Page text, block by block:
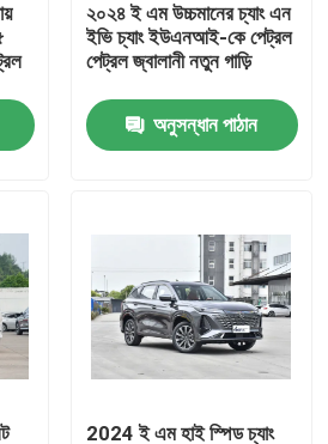
২০২৪ ই এম উচ্চমানের চ্যাং এন
ইভি চ্যাং ইউএনআই-কে পেট্রল
পেট্রল জ্বালানী নতুন গাড়ি
অনুসন্ধান পাঠান
2024 ই এম হাই স্পিড চ্যাং